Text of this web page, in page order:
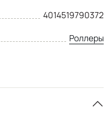
4014519790372
Роллеры